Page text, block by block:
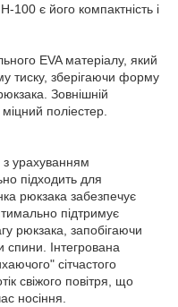
є його компактність і
EVA матеріалу, який
тиску, зберігаючи форму
Зовнішній
поліестер.
з урахуванням
підходить для
рюкзака забезпечує
підтримує
рюкзака, запобігаючи
спини. Інтегрована
сітчастого
свіжого повітря, що
носіння.